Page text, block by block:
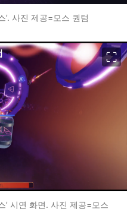
’. 사진 제공=모스 퀀텀
’ 시연 화면. 사진 제공=모스